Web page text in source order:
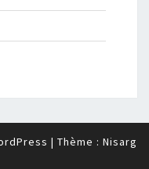
| Thème : Nisarg